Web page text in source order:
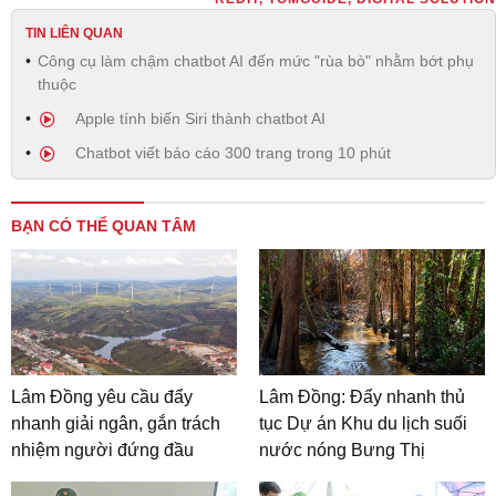
TIN LIÊN QUAN
Công cụ làm chậm chatbot AI đến mức "rùa bò" nhằm bớt phụ
thuộc
Apple tính biến Siri thành chatbot AI
Chatbot viết báo cáo 300 trang trong 10 phút
BẠN CÓ THỂ QUAN TÂM
Lâm Đồng yêu cầu đẩy
nhanh giải ngân, gắn trách
nhiệm người đứng đầu
Lâm Đồng: Đẩy nhanh thủ
tục Dự án Khu du lịch suối
nước nóng Bưng Thị